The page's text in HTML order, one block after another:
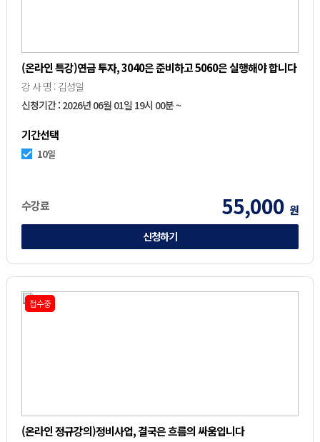
(온라인 특강)연금 투자, 3040은 준비하고 5060은 실행해야 합니다
강 사 명 : 김성일
신청기간 : 2026년 06월 01일 19시 00분 ~
기간선택
10일
수강료 55,000 원
신청하기
접수중
(온라인 정규강의)정비사업, 결국은 흐름의 싸움입니다